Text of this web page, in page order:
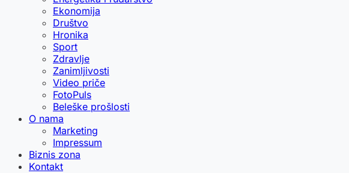
Ekonomija
Društvo
Hronika
Sport
Zdravlje
Zanimljivosti
Video priče
FotoPuls
Beleške prošlosti
O nama
Marketing
Impressum
Biznis zona
Kontakt